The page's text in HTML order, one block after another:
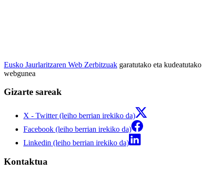
Eusko Jaurlaritzaren Web Zerbitzuak garatutako eta kudeatutako
webgunea
Gizarte sareak
X - Twitter (leiho berrian irekiko da)
Facebook (leiho berrian irekiko da)
Linkedin (leiho berrian irekiko da)
Kontaktua